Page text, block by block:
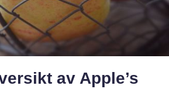
av Apple’s